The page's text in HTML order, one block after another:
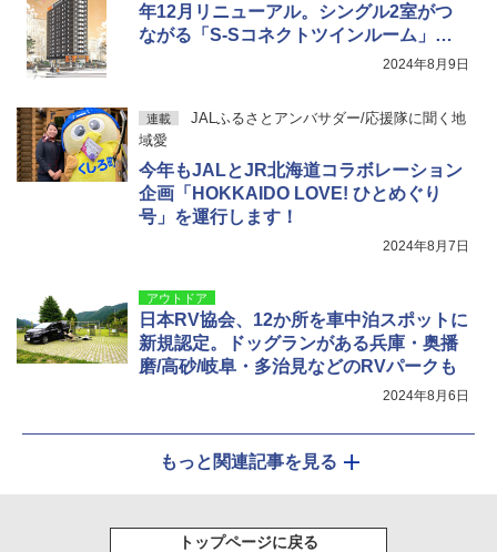
年12月リニューアル。シングル2室がつ
ながる「S-Sコネクトツインルーム」札
2024年8月9日
連載
JALふるさとアンバサダー/応援隊に聞く地
域愛
今年もJALとJR北海道コラボレーション
企画「HOKKAIDO LOVE! ひとめぐり
号」を運行します！
2024年8月7日
アウトドア
日本RV協会、12か所を車中泊スポットに
新規認定。ドッグランがある兵庫・奥播
磨/高砂/岐阜・多治見などのRVパークも
2024年8月6日
もっと関連記事を見る
トップページに戻る